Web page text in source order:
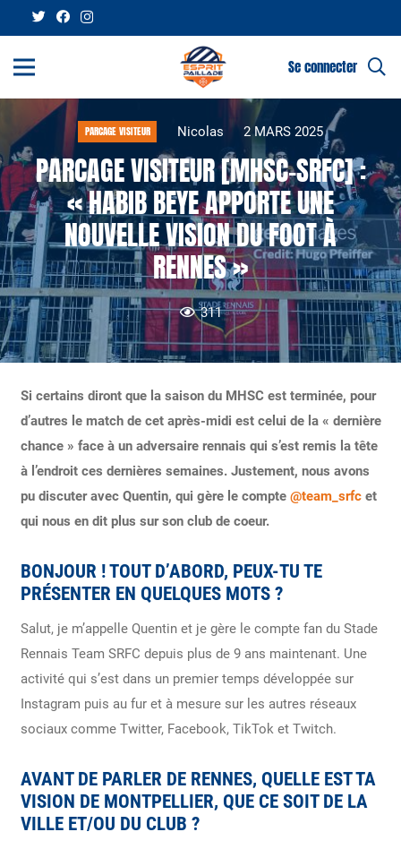
Se connecter
PARCAGE VISITEUR Nicolas 2 MARS 2025
PARCAGE VISITEUR [MHSC-SRFC] :
« HABIB BEYE APPORTE UNE
NOUVELLE VISION DU FOOT À
RENNES »
311
Si certains diront que la saison du MHSC est terminée, pour
d’autres le match de cet après-midi est celui de la « dernière
chance » face à un adversaire rennais qui s’est remis la tête
à l’endroit ces dernières semaines. Justement, nous avons
pu discuter avec Quentin, qui gère le compte @team_srfcet
qui nous en dit plus sur son club de coeur.
BONJOUR ! TOUT D’ABORD, PEUX-TU TE
PRÉSENTER EN QUELQUES MOTS ?
Salut, je m’appelle Quentin et je gère le compte fan du Stade
Rennais Team SRFC depuis plus de 9 ans maintenant. Une
activité qui s’est dans un premier temps développée sur
Instagram puis au fur et à mesure sur les autres réseaux
sociaux comme Twitter, Facebook, TikTok et Twitch.
AVANT DE PARLER DE RENNES, QUELLE EST TA
VISION DE MONTPELLIER, QUE CE SOIT DE LA
VILLE ET/OU DU CLUB ?